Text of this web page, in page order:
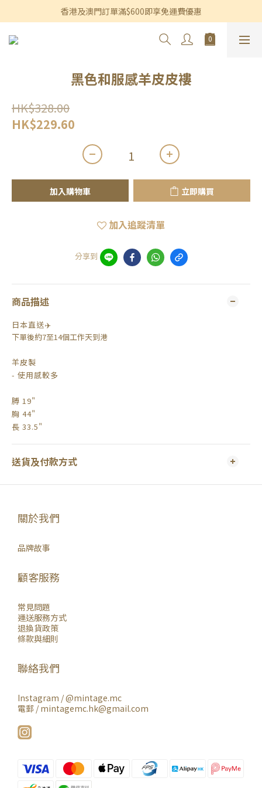
香港及澳門訂單滿$600即享免運費優惠
香港及澳門訂單滿$600即享免運費優惠
3個月內買滿$1,200可享永久九折優惠
黑色和服感羊皮皮褸
HK$328.00
HK$229.60
加入購物車 立即購買
加入追蹤清單
分享到
商品描述
日本直送✈️
下單後約7至14個工作天到港
羊皮製
- 使用感較多
膊 19"
胸 44"
長 33.5"
送貨及付款方式
關於我們
品牌故事
顧客服務
常見問題
運送服務方式
退換貨政策
條款與細則
聯絡我們
Instagram /@mintage.mc
電郵 / mintagemc.hk@gmail.com